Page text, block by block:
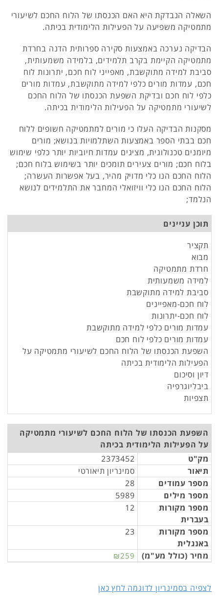
השאלה הנבדקת היא האם הכנסתו של הלוח החכם לשיעורי
מתמטיקה משפיעה על הפעילות הלימודית בכיתה.
הבדיקה נערכה באמצעות סקירה ספרותית הדנה בחרדת
מתמטיקה הקיימת בקרב תלמידים, בלמידה משמעותית,
סביבת למידה מתוקשבת, מאפייני לוח חכם, יתרונות לוח
חכם, עמדות מורים כלפי למידה מתוקשבת, עמדות מורים
כלפי לוח חכם ובדיקת השפעת הכנסתו של הלוח החכם
לשיעורי מתמטיקה על הפעילות הלימודית בכיתה.
מסקנות הבדיקה העלו כי מורים למתמטיקה חשופים ללוח
חכם בבתי הספר באמצעות השתלמויות בנושא; מורים
מיומנים טכנולוגית, מציגים עמדות חיוביות יותר כלפי שימוש
בלוח חכם; מורים צעירים תומכים יותר בשימוש בלוח חכם;
הלוח החכם הנו כלי מדויק מהיר, בעל אפשרות העשרה;
הלוח החכם הנו כלי וויזואלי המחבר את התלמידים לנושא
הנלמד;
תוכן עניינים
תקציר
מבוא
חרדת מתמטיקה
למידה משמעותית
סביבת למידה מתוקשבת
לוח חכם-מאפיינים
לוח חכם-יתרונות
עמדות מורים כלפי למידה מתוקשבת
עמדות מורים כלפי לוח חכם
השפעת הכנסתו של הלוח החכם לשיעורי מתמטיקה על
הפעילות הלימודית בכיתה
דיון וסיכום
ביבליוגרפיה
תצפיות
השפעת הכנסתו של הלוח החכם לשיעורי מתמטיקה
על הפעילות הלימודית בכיתה
מק"ט
2373452
תיאור
סמינריון תיאורטי
מספר עמודים
28
מספר מילים
5989
מספר מקורות
בעברית
12
מספר מקורות
באנגלית
23
מחיר (כולל מע"מ) ₪259
לצפיה בסמינריון לדוגמה לחץ כאן